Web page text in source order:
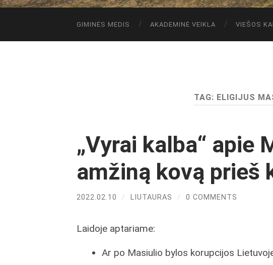
GIMINĖS MEDIS AKADEMINĖ VEIKLA VIEŠOS
TAG: ELIGIJUS
„Vyrai kalba“ apie
amžiną kovą prieš
2022.02.10 / LIUTAURAS / 0 COMMENTS
Laidoje aptariame:
Ar po Masiulio bylos korupcijos